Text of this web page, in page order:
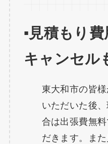
▪️見積もり
キャンセル
東大和市の皆
いただいた後
合は出張費無
だきます。ま